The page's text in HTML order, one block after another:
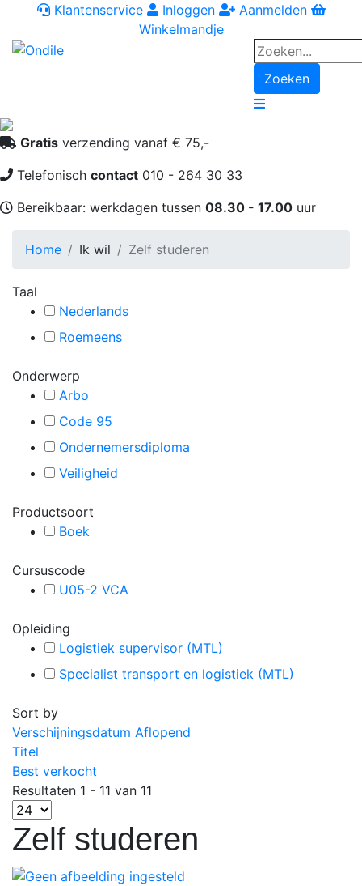
Klantenservice Inloggen
Aanmelden
Winkelmandje
Zoeken
Navigation
Gratis verzending vanaf € 75,-
Telefonisch contact 010 - 264 30 33
Bereikbaar: werkdagen tussen 08.30 - 17.00 uur
Home Ik wil Zelf studeren
Taal
Nederlands
Roemeens
Onderwerp
Arbo
Code 95
Ondernemersdiploma
Veiligheid
Productsoort
Boek
Cursuscode
U05-2 VCA
Opleiding
Logistiek supervisor (MTL)
Specialist transport en logistiek (MTL)
Sort by
Verschijningsdatum Aflopend
Titel
Best verkocht
Resultaten 1 - 11 van 11
Zelf studeren